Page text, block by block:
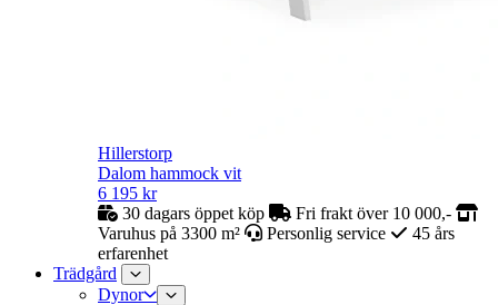
Hillerstorp
Dalom hammock vit
6 195 kr
30 dagars öppet köp
Fri frakt över 10 000,-
Varuhus på 3300 m²
Personlig service
45 års
erfarenhet
Trädgård
Dynor